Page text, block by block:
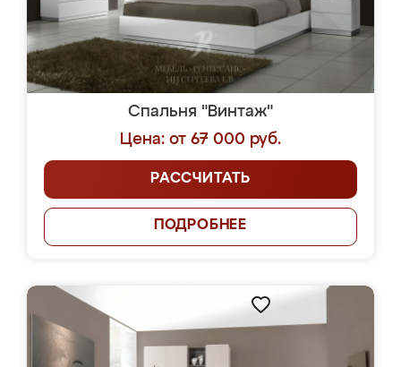
Спальня "Винтаж"
Цена: от 67 000 руб.
РАССЧИТАТЬ
ПОДРОБНЕЕ